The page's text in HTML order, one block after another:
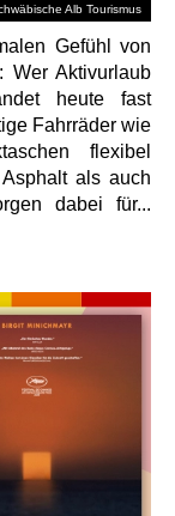
Alb Tourismus
Gefühl von
Wer Aktivurlaub
heute fast
Fahrräder wie
flexibel
als auch
dabei für...